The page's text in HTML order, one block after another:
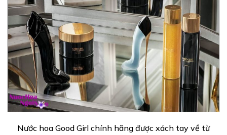
Nước hoa Good Girl chính hãng được xách tay về từ